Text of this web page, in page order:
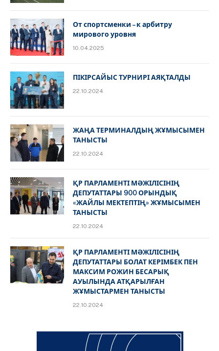
От спортсменки – к арбитру
мирового уровня
10.04.2025
ПІКІРСАЙЫС ТУРНИРІ АЯҚТАЛДЫ
22.10.2024
ЖАҢА ТЕРМИНАЛДЫҢ ЖҰМЫСЫМЕН
ТАНЫСТЫ
22.10.2024
ҚР ПАРЛАМЕНТІ МӘЖІЛІСІНІҢ
ДЕПУТАТТАРЫ 900 ОРЫНДЫҚ
«ЖАЙЛЫ МЕКТЕПТІҢ» ЖҰМЫСЫМЕН
ТАНЫСТЫ
22.10.2024
ҚР ПАРЛАМЕНТІ МӘЖІЛІСІНІҢ
ДЕПУТАТТАРЫ БОЛАТ КЕРІМБЕК ПЕН
МАКСИМ РОЖИН БЕСАРЫҚ
АУЫЛЫНДА АТҚАРЫЛҒАН
ЖҰМЫСТАРМЕН ТАНЫСТЫ
22.10.2024